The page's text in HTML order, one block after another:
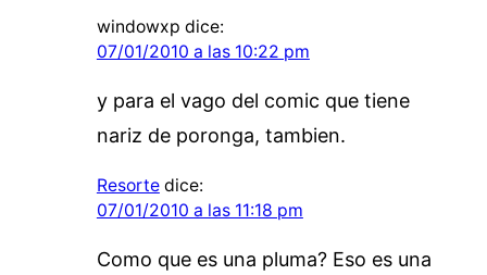
windowxp dice:
07/01/2010 a las 10:22 pm
y para el vago del comic que tiene
nariz de poronga, tambien.
Resorte dice:
07/01/2010 a las 11:18 pm
Como que es una pluma? Eso es una